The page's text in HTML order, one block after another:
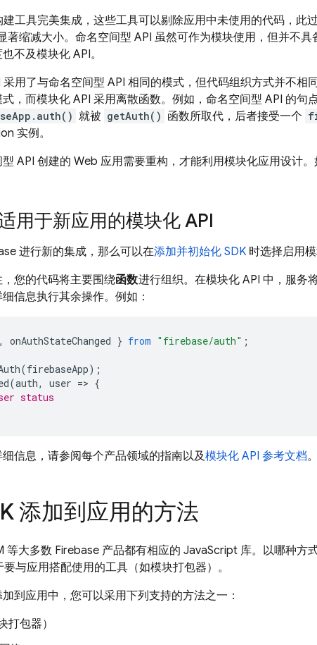
工具完美集成，这些工具可以剔除应用中未使用的代码，此
著缩减大小。命名空间型 API 虽然可作为模块使用，但并不
不及模块化 API。
用了与命名空间型 API 相同的模式，但代码组织方式并不相
，而模块化 API 采用离散函数。例如，命名空间型 API 的句
就被 getAuth() 函数所取代，后者接受一个
实例。
API 创建的 Web 应用需要重构，才能利用模块化应用设计
用于新应用的模块化 API
进行新的集成，那么可以在添加并初始化 SDK 时选择启用模
您的代码将主要围绕函数进行组织。在模块化 API 中，服务
信息执行其余操作。例如：
, onAuthStateChanged } from "firebase/auth" ;
(firebaseApp);
(auth, user => {
status
信息，请参阅每个产品领域的指南以及模块化 API 参考文档。
添加到应用的方法
等大多数 Firebase 产品都有相应的 JavaScript 库。以哪种方
与应用搭配使用的工具（如模块打包器）。
加到应用中，您可以采用下列支持的方法之一：
打包器）